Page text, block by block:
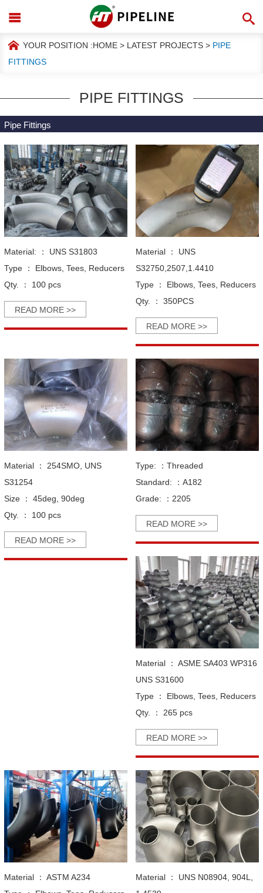
YOUR POSITION :HOME > LATEST PROJECTS > PIPE
FITTINGS
PIPE FITTINGS
Pipe Fittings
Material: ：
UNS S31803
Type ：
Elbows, Tees, Reducers
Qty. ：
100 pcs
READ MORE >>
Material ：
UNS
S32750,2507,1.4410
Type ：
Elbows, Tees, Reducers
Qty. ：
350PCS
READ MORE >>
Material ：
254SMO, UNS
S31254
Size ：
45deg, 90deg
Qty. ：
100 pcs
READ MORE >>
Type: ： Threaded
Standard: ： A182
Grade: ： 2205
READ MORE >>
Material ： ASME SA403 WP316
UNS S31600
Type ：
Elbows, Tees, Reducers
Qty. ：
265 pcs
READ MORE >>
Material ： ASTM A234
Material ：
UNS N08904, 904L,